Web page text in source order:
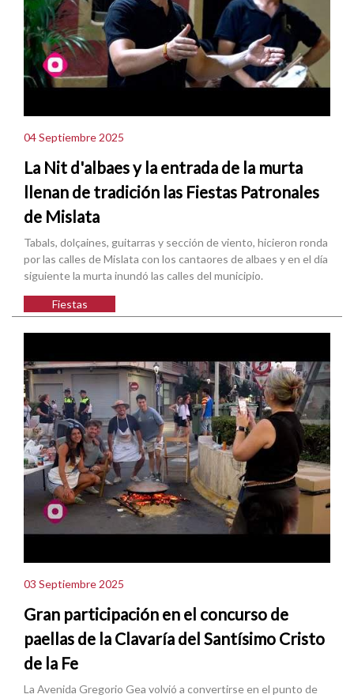
04 Septiembre 2025
La Nit d'albaes y la entrada de la murta
llenan de tradición las Fiestas Patronales
de Mislata
Tabals, dolçaines, guitarras y sección de viento, hicieron ronda
por las calles de Mislata con los cantaores de albaes y en el día
siguiente la murta inundó las calles del municipio.
Fiestas
03 Septiembre 2025
Gran participación en el concurso de
paellas de la Clavaría del Santísimo Cristo
de la Fe
La Avenida Gregorio Gea volvió a convertirse en el punto de